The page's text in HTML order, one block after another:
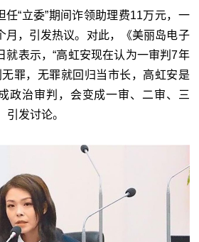
“立委”期间诈领助理费11万元，一
月，引发热议。对此，《美丽岛电子
就表示，“高虹安现在认为一审判7年
罪，无罪就回归当市长，高虹安是
政治审判，会变成一审、二审、三
引发讨论。